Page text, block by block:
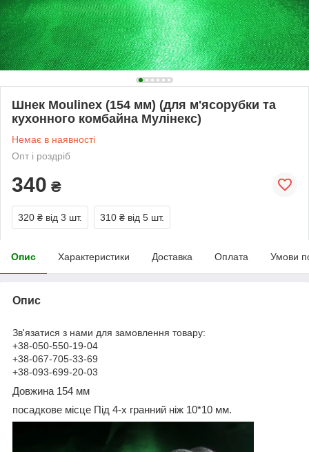
Шнек Moulinex (154 мм) (для м'ясорубки та
кухонного комбайна Мулінекс)
Немає в наявності
Опт і роздріб
340 ₴
320 ₴ від 3 шт. 310 ₴ від 5 шт.
Опис Характеристики Доставка Оплата Умови
Опис
Зв'язатися з нами для замовлення товару:
+38-050-550-19-04
+38-067-705-33-69
+38-093-699-20-03
Довжина 154 мм
посадкове місце Під 4-х гранний ніж 10*10 мм.